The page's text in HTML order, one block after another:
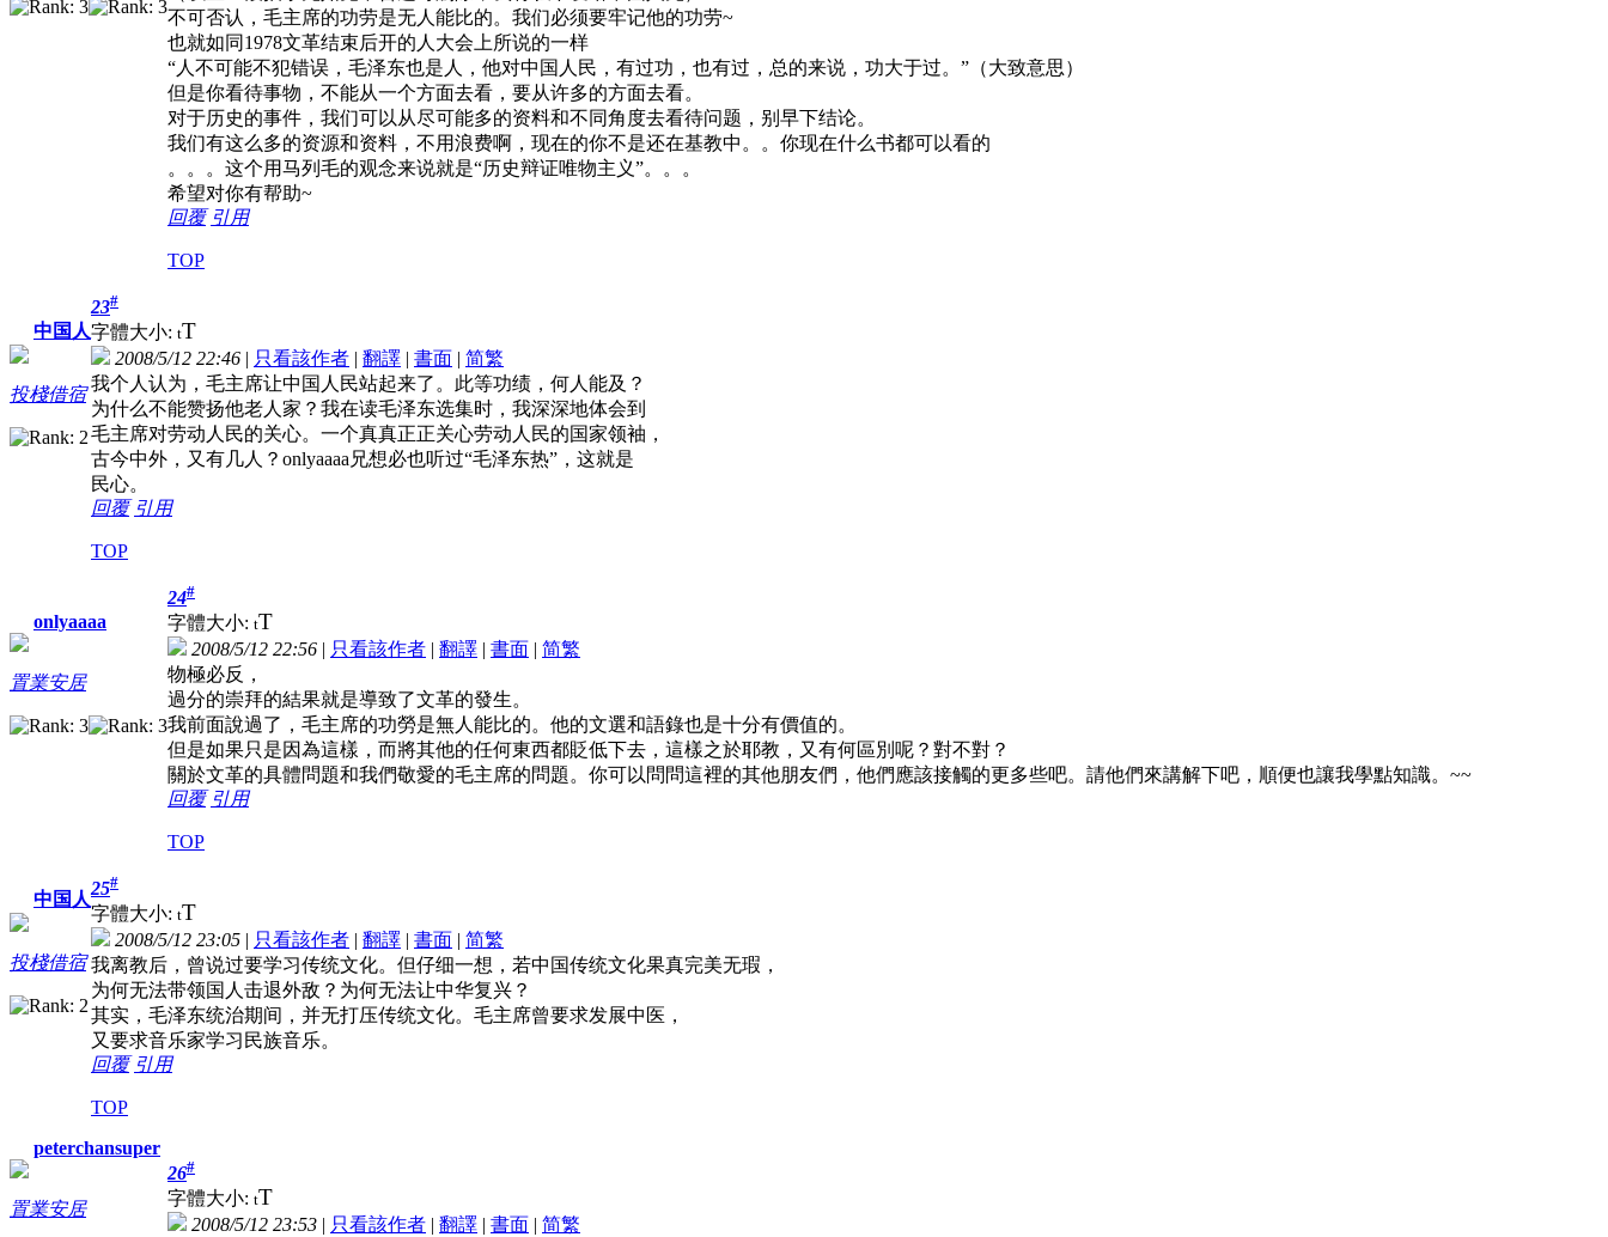
不可否认，毛主席的功劳是无人能比的。我们必须要牢记他的功劳~
也就如同1978文革结束后开的人大会上所说的一样
“人不可能不犯错误，毛泽东也是人，他对中国人民，有过功，也有过，总的来说，功大于过。”（大致意思）
但是你看待事物，不能从一个方面去看，要从许多的方面去看。
对于历史的事件，我们可以从尽可能多的资料和不同角度去看待问题，别早下结论。
我们有这么多的资源和资料，不用浪费啊，现在的你不是还在基教中。。你现在什么书都可以看的
。。。这个用马列毛的观念来说就是“历史辩证唯物主义”。。。
希望对你有帮助~
回覆 引用
TOP
中国人
投棧借宿
23#
字體大小: tT
2008/5/12 22:46 | 只看該作者 | 翻譯 | 書面 | 简繁
我个人认为，毛主席让中国人民站起来了。此等功绩，何人能及？
为什么不能赞扬他老人家？我在读毛泽东选集时，我深深地体会到
毛主席对劳动人民的关心。一个真真正正关心劳动人民的国家领袖，
古今中外，又有几人？onlyaaaa兄想必也听过“毛泽东热”，这就是
民心。
回覆 引用
TOP
onlyaaaa
置業安居
24#
字體大小: tT
2008/5/12 22:56 | 只看該作者 | 翻譯 | 書面 | 简繁
物極必反，
過分的崇拜的結果就是導致了文革的發生。
我前面說過了，毛主席的功勞是無人能比的。他的文選和語錄也是十分有價值的。
但是如果只是因為這樣，而將其他的任何東西都貶低下去，這樣之於耶教，又有何區別呢？對不對？
關於文革的具體問題和我們敬愛的毛主席的問題。你可以問問這裡的其他朋友們，他們應該接觸的更多些吧。請他們來講解下吧，順便也讓我學點知識。~~
回覆 引用
TOP
中国人
投棧借宿
25#
字體大小: tT
2008/5/12 23:05 | 只看該作者 | 翻譯 | 書面 | 简繁
我离教后，曾说过要学习传统文化。但仔细一想，若中国传统文化果真完美无瑕，
为何无法带领国人击退外敌？为何无法让中华复兴？
其实，毛泽东统治期间，并无打压传统文化。毛主席曾要求发展中医，
又要求音乐家学习民族音乐。
回覆 引用
TOP
peterchansuper
置業安居
26#
字體大小: tT
2008/5/12 23:53 | 只看該作者 | 翻譯 | 書面 | 简繁